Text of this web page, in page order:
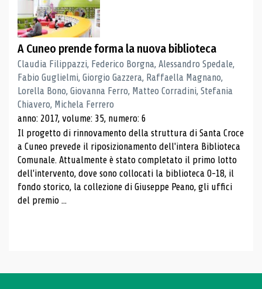
A Cuneo prende forma la nuova biblioteca
Claudia Filippazzi, Federico Borgna, Alessandro Spedale,
Fabio Guglielmi, Giorgio Gazzera, Raffaella Magnano,
Lorella Bono, Giovanna Ferro, Matteo Corradini, Stefania
Chiavero, Michela Ferrero
anno: 2017, volume: 35, numero: 6
Il progetto di rinnovamento della struttura di Santa Croce
a Cuneo prevede il riposizionamento dell'intera Biblioteca
Comunale. Attualmente è stato completato il primo lotto
dell'intervento, dove sono collocati la biblioteca 0-18, il
fondo storico, la collezione di Giuseppe Peano, gli uffici
del premio ...